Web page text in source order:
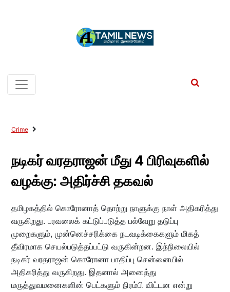
Crime
நடிகர் வரதராஜன் மீது 4 பிரிவுகளில்
வழக்கு: அதிர்ச்சி தகவல்
தமிழகத்தில் கொரோனாத் தொற்று நாளுக்கு நாள் அதிகரித்து
வருகிறது. பரவலைக் கட்டுப்படுத்த பல்வேறு தடுப்பு
முறைகளும், முன்னெச்சரிக்கை நடவடிக்கைகளும் மிகத்
தீவிரமாக செயல்படுத்தப்பட்டு வருகின்றன. இந்நிலையில்
நடிகர் வரதராஜன் கொரோனா பாதிப்பு சென்னையில்
அதிகரித்து வருகிறது. இதனால் அனைத்து
மருத்துவமனைகளின் பெட்களும் நிரம்பி விட்டன என்று